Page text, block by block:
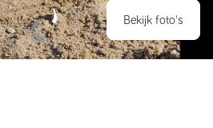
Bekijk foto's